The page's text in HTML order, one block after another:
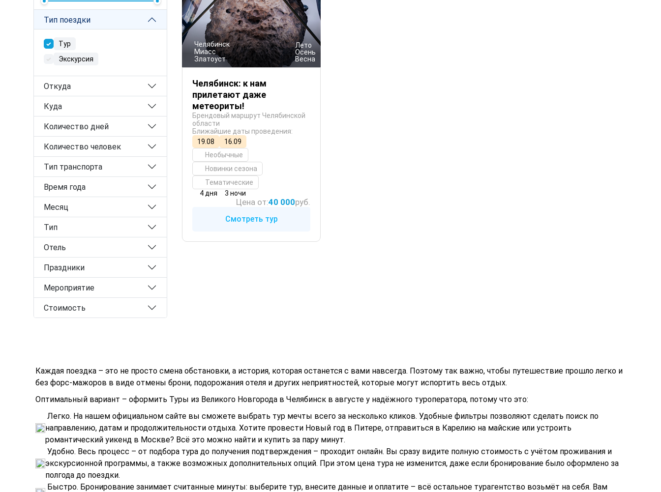
Тип поездки
Тур
Экскурсия
Откуда
Куда
Количество дней
Количество человек
Тип транспорта
Время года
Месяц
Тип
Отель
Праздники
Мероприятие
Стоимость
Челябинск
Миасс
Златоуст
Лето
Осень
Весна
Челябинск: к нам
прилетают даже
метеориты!
Брендовый маршрут Челябинской
области
Ближайшие даты проведения:
19.08
16.09
Необычные
Новинки сезона
Тематические
4 дня
3 ночи
Цена от:40 000руб.
Смотреть тур
Каждая поездка – это не просто смена обстановки, а история, которая останется с вами навсегда. Поэтому так важно, чтобы путешествие прошло легко и
без форс-мажоров в виде отмены брони, подорожания отеля и других неприятностей, которые могут испортить весь отдых.
Оптимальный вариант – оформить Туры из Великого Новгорода в Челябинск в августе у надёжного туроператора, потому что это:
Легко. На нашем официальном сайте вы сможете выбрать тур мечты всего за несколько кликов. Удобные фильтры позволяют сделать поиск по
направлению, датам и продолжительности отдыха. Хотите провести Новый год в Питере, отправиться в Карелию на майские или устроить
романтический уикенд в Москве? Всё это можно найти и купить за пару минут.
Удобно. Весь процесс – от подбора тура до получения подтверждения – проходит онлайн. Вы сразу видите полную стоимость с учётом проживания и
экскурсионной программы, а также возможных дополнительных опций. При этом цена тура не изменится, даже если бронирование было оформлено за
полгода до поездки.
Быстро. Бронирование занимает считанные минуты: выберите тур, внесите данные и оплатите – всё остальное турагентство возьмёт на себя. Вам